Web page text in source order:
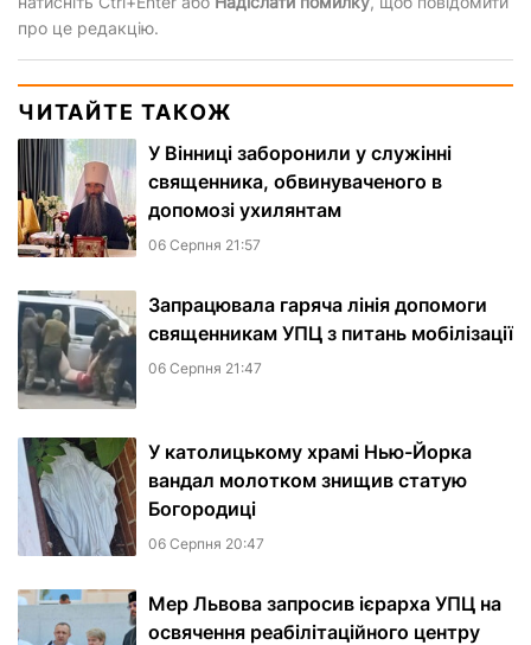
про це редакцію.
ЧИТАЙТЕ ТАКОЖ
У Вінниці заборонили у служінні
священника, обвинуваченого в
допомозі ухилянтам
06 Серпня 21:57
Запрацювала гаряча лінія допомоги
священникам УПЦ з питань мобілізації
06 Серпня 21:47
У католицькому храмі Нью-Йорка
вандал молотком знищив статую
Богородиці
06 Серпня 20:47
Мер Львова запросив ієрарха УПЦ на
освячення реабілітаційного центру